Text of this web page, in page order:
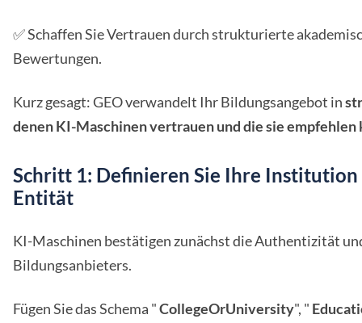
✅ Schaffen Sie Vertrauen durch strukturierte
Bewertungen.
Kurz gesagt: GEO verwandelt Ihr Bildungsangebot in
denen KI-Maschinen vertrauen und die sie empfehlen
Schritt 1: Definieren Sie Ihre
Entität
KI-Maschinen bestätigen zunächst die Authentizität
Bildungsanbieters.
Fügen Sie das Schema "CollegeOrUniversity", "